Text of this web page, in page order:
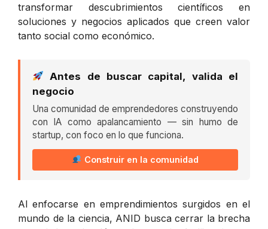
transformar descubrimientos científicos en
soluciones y negocios aplicados que creen valor
tanto social como económico.
Antes de buscar capital, valida el
negocio
Una comunidad de emprendedores construyendo
con IA como apalancamiento — sin humo de
startup, con foco en lo que funciona.
Construir en la comunidad
Al enfocarse en emprendimientos surgidos en el
mundo de la ciencia, ANID busca cerrar la brecha